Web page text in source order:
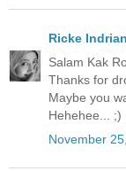
Ricke
Salam Kak
Thanks for
Maybe you
Hehehee... ;)
November